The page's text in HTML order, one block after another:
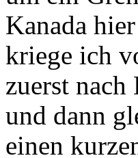
Kanada
kriege ich
zuerst nach
und dann
einen